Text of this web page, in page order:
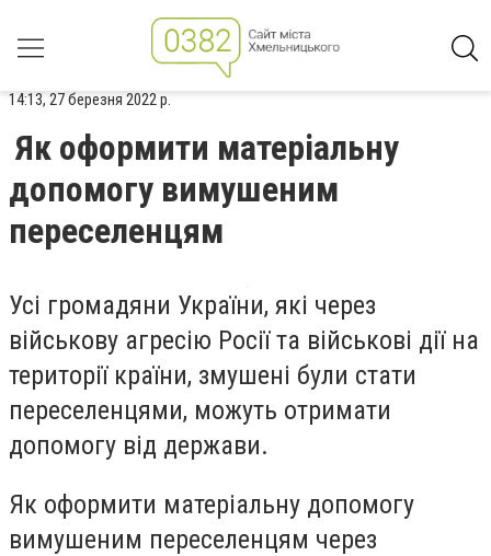
14:13, 27 березня 2022 р.
Як оформити матеріальну
допомогу вимушеним
переселенцям
Усі громадяни України, які через
військову агресію Росії та військові дії на
території країни, змушені були стати
переселенцями, можуть отримати
допомогу від держави.
Як оформити матеріальну допомогу
вимушеним переселенцям через